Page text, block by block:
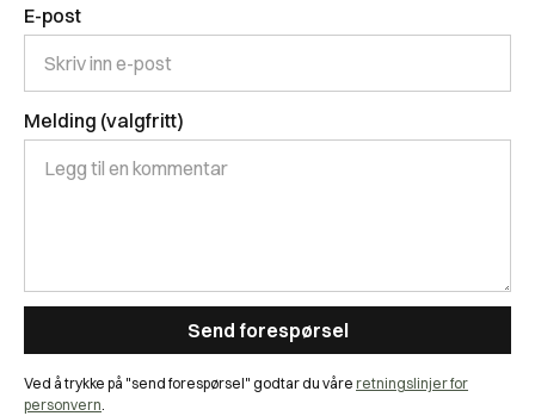
E-post
Melding (valgfritt)
Ved å trykke på "send forespørsel" godtar du våre retningslinjer for
personvern.